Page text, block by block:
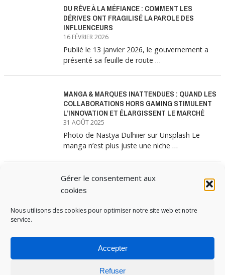
Gérer le consentement aux
cookies
Nous utilisons des cookies pour optimiser notre site web et notre
service.
Accepter
Refuser
DU RÊVE À LA MÉFIANCE : COMMENT LES
DÉRIVES ONT FRAGILISÉ LA PAROLE DES
INFLUENCEURS
16 FÉVRIER 2026
Publié le 13 janvier 2026, le gouvernement a
présenté sa feuille de route …
MANGA & MARQUES INATTENDUES : QUAND LES
COLLABORATIONS HORS GAMING STIMULENT
L’INNOVATION ET ÉLARGISSENT LE MARCHÉ
31 AOÛT 2025
Photo de Nastya Dulhiier sur Unsplash Le
manga n’est plus juste une niche …
MANGA & MARQUES : ANATOMIE D’UNE
ALLIANCE MARKETING GAGNANTE
Les interminables files d’attente devant les
MEDIA INSTITUTE